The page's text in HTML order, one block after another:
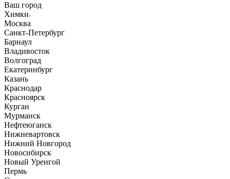
Ваш город
Химки
Москва
Санкт-Петербург
Барнаул
Владивосток
Волгоград
Екатеринбург
Казань
Краснодар
Красноярск
Курган
Мурманск
Нефтеюганск
Нижневартовск
Нижний Новгород
Новосибирск
Новый Уренгой
Пермь